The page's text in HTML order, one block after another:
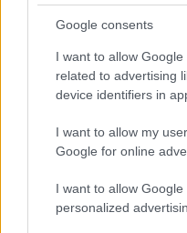
Google consents
I want to allow
related to advertising
device identifiers in
I want to allow my
Google for online
I want to allow
personalized
voltunk, akkor a
maga a poblano
helyieknek, a chile